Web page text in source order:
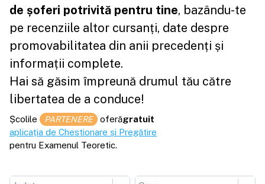
de șoferi potrivită pentru tine, bazându-te
pe recenziile altor cursanți, date despre
promovabilitatea din anii precedenți și
informații complete.
Hai să găsim împreună drumul tău către
libertatea de a conduce!
Școlile PARTENERE oferăgratuit
aplicația de Chestionare și Pregătire
pentru Examenul Teoretic.